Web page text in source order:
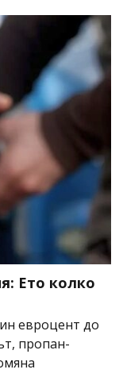
Ето колко
евроцент до
пропан-